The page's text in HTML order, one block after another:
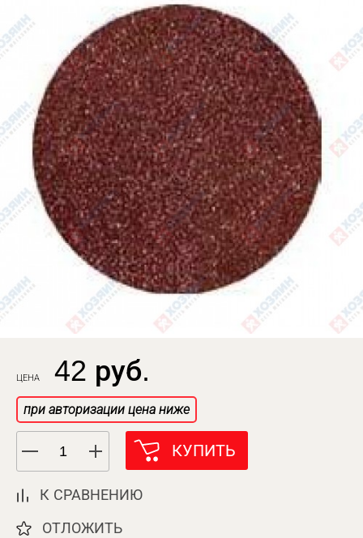
ЦЕНА 42 руб.
при авторизации цена ниже
КУПИТЬ
К СРАВНЕНИЮ
ОТЛОЖИТЬ